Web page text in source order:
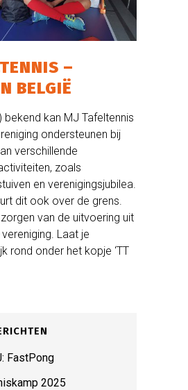
–
BELGIË
bekend kan MJ Tafeltennis
ondersteunen bij
verschillende
zoals
en verenigingsjubilea.
dit ook over de grens.
van de uitvoering uit
Laat je
rond onder het kopje ‘TT
FastPong
2025